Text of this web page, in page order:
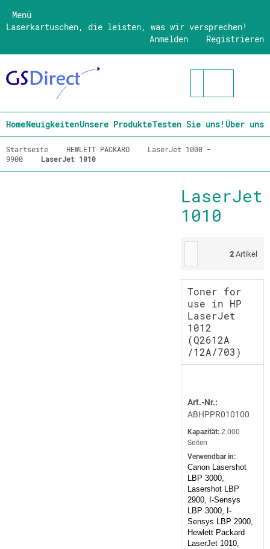
Menü
Laserkartuschen, die leisten, was wir versprechen!
Registrieren
Anmelden
HomeNeuigkeitenUnsere ProdukteTesten Sie uns!Über uns
Startseite HEWLETT PACKARD
LaserJet 1000 -
9900
LaserJet 1010
LaserJet
1010
2 Artikel
Toner for
use in HP
LaserJet
1012
(Q2612A
/12A/703)
Art.-Nr.:
ABHPPR010100
Kapazität: 2.000
Seiten
Verwendbar in:
Canon Lasershot
LBP 3000,
Lasershot LBP
2900, I-Sensys
LBP 3000, I-
Sensys LBP 2900,
Hewlett Packard
LaserJet 1010,